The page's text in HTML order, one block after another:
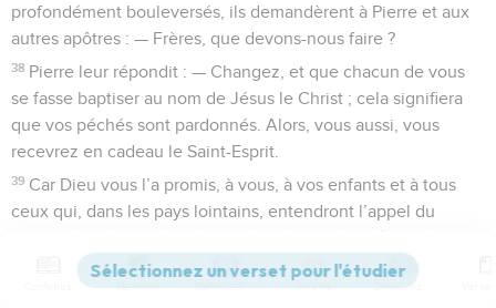
profondément bouleversés, ils demandèrent à Pierre et aux
autres apôtres : — Frères, que devons-nous faire ?
38 Pierre leur répondit : — Changez, et que chacun de vous
se fasse baptiser au nom de Jésus le Christ ; cela signifiera
que vos péchés sont pardonnés. Alors, vous aussi, vous
recevrez en cadeau le Saint-Esprit.
39 Car Dieu vous l’a promis, à vous, à vos enfants et à tous
ceux qui, dans les pays lointains, entendront l’appel du
Pierre continuait, avec instance, à leur parler pour les
Versions Commentaires Strong